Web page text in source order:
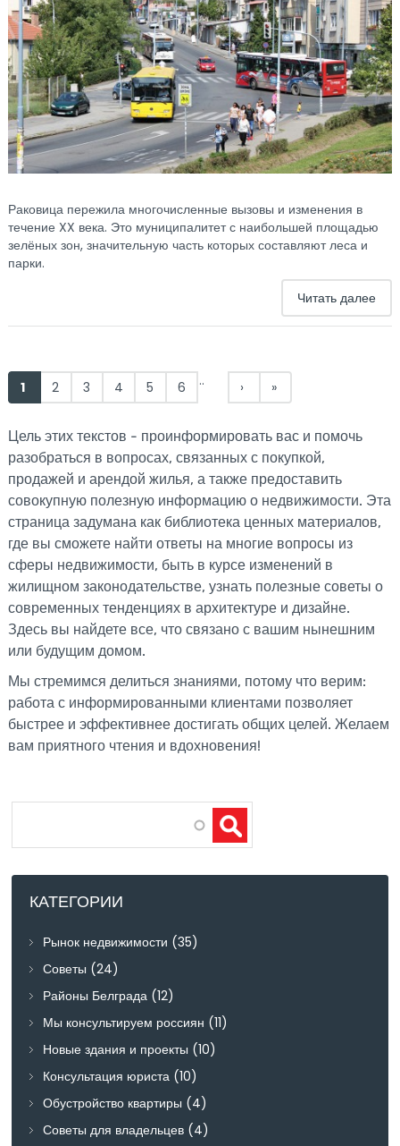
Раковица пережила многочисленные вызовы и изменения в
течение XX века. Это муниципалитет с наибольшей площадью
зелёных зон, значительную часть которых составляют леса и
парки.
Читать далее
1
2 3 4 5 6 … › »
Цель этих текстов - проинформировать вас и помочь
разобраться в вопросах, связанных с покупкой,
продажей и арендой жилья, а также предоставить
совокупную полезную информацию о недвижимости. Эта
страница задумана как библиотека ценных материалов,
где вы сможете найти ответы на многие вопросы из
сферы недвижимости, быть в курсе изменений в
жилищном законодательстве, узнать полезные советы о
современных тенденциях в архитектуре и дизайне.
Здесь вы найдете все, что связано с вашим нынешним
или будущим домом.
Мы стремимся делиться знаниями, потому что верим:
работа с информированными клиентами позволяет
быстрее и эффективнее достигать общих целей. Желаем
вам приятного чтения и вдохновения!
КАТЕГОРИИ
Рынок недвижимости (35)
Советы (24)
Районы Белграда (12)
Мы консультируем россиян (11)
Новые здания и проекты (10)
Консультация юриста (10)
Обустройство квартиры (4)
Советы для владельцев (4)